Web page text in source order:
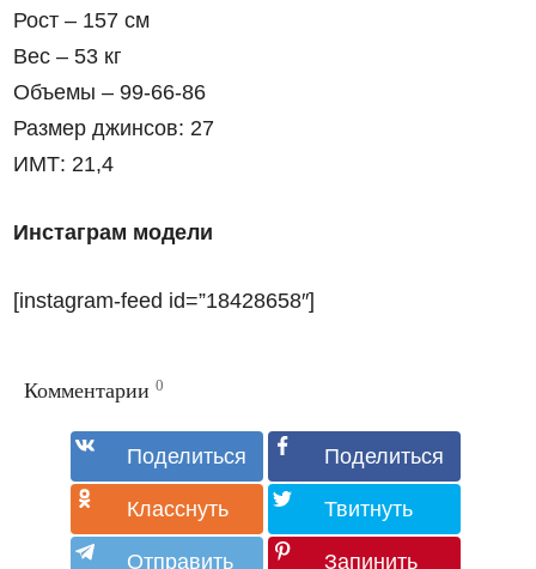
Рост – 157 см
Вес – 53 кг
Объемы – 99-66-86
Размер джинсов: 27
ИМТ: 21,4
Инстаграм модели
[instagram-feed id=”18428658″]
Комментарии 0